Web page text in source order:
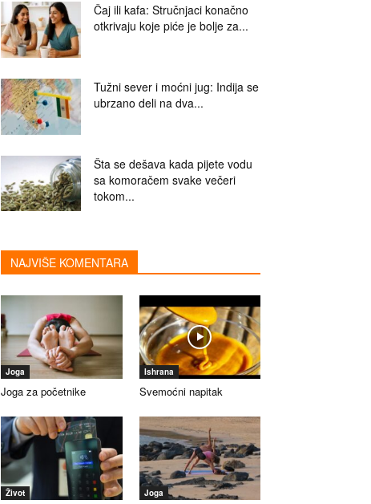
Čaj ili kafa: Stručnjaci konačno
otkrivaju koje piće je bolje za...
Tužni sever i moćni jug: Indija se
ubrzano deli na dva...
Šta se dešava kada pijete vodu
sa komoračem svake večeri
tokom...
NAJVIŠE KOMENTARA
Joga
Joga za početnike
Ishrana
Svemoćni napitak
Život Joga